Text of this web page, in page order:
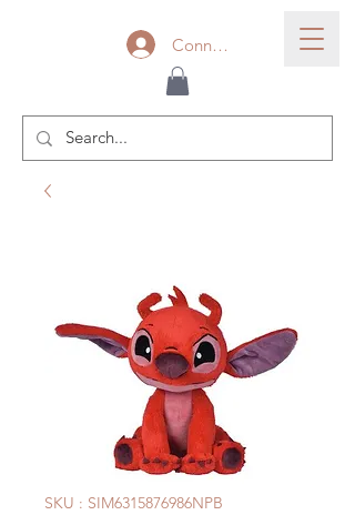
Connexion
SKU : SIM6315876986NPB